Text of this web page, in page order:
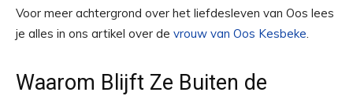
Voor meer achtergrond over het liefdesleven van Oos lees
je alles in ons artikel over de vrouw van Oos Kesbeke.
Waarom Blijft Ze Buiten de